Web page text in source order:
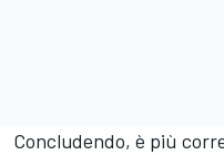
Concludendo, è più